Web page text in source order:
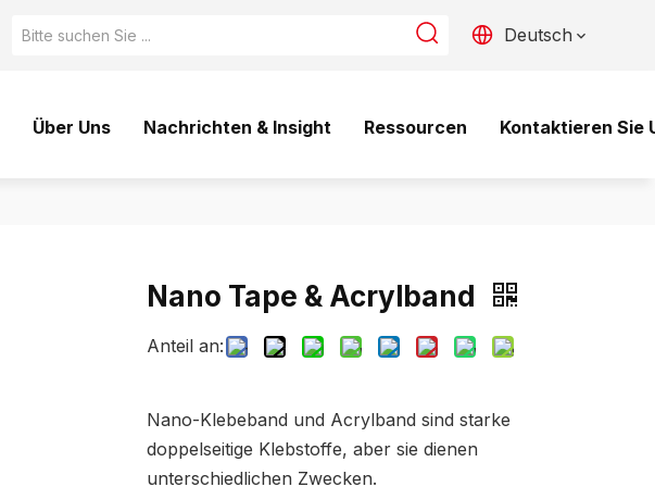
Deutsch
Über Uns Nachrichten & Insight Ressourcen Kontaktieren Sie
Nano Tape & Acrylband
Anteil an:
Nano-Klebeband und Acrylband sind starke
doppelseitige Klebstoffe, aber sie dienen
unterschiedlichen Zwecken.